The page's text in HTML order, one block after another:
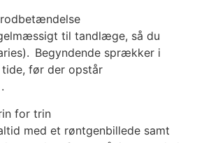
til tandlæge, så du
Begyndende sprækker i
før der opstår
for trin
med et røntgenbillede samt